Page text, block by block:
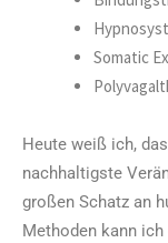
Somatic
Heute weiß ich,
nachhaltigste
großen Schatz an
Methoden kann